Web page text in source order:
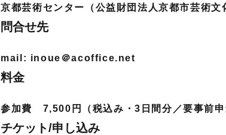
京都芸術センター（公益財団法人京都市芸術文
問合せ先
mail: inoue＠acoffice.net
料金
参加費 7,500円（税込み・3日間分／要事前申
チケット/申し込み